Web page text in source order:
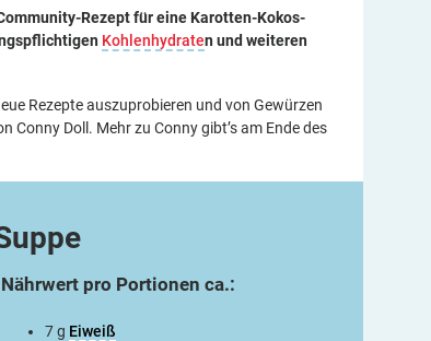
Rezept für eine Karotten-Kokos-
Kohlenhydraten und weiteren
­Rezepte auszuprobieren und von ­Gewürzen
Conny Doll. Mehr zu Conny gibt’s am Ende des
Nährwert pro Portionen ca.:
7 g Eiweiß